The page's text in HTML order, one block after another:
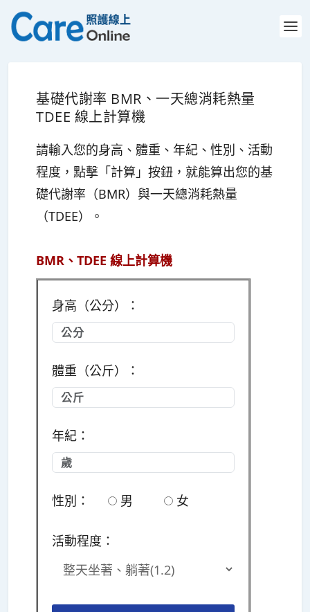
基礎代謝率 BMR、一天總消耗熱量
TDEE 線上計算機
請輸入您的身高、體重、年紀、性別、活動
程度，點擊「計算」按鈕，就能算出您的基
礎代謝率（BMR）與一天總消耗熱量
（TDEE）。
BMR、TDEE 線上計算機
身高（公分）：
體重（公斤）：
年紀：
性別： 男 女
活動程度：